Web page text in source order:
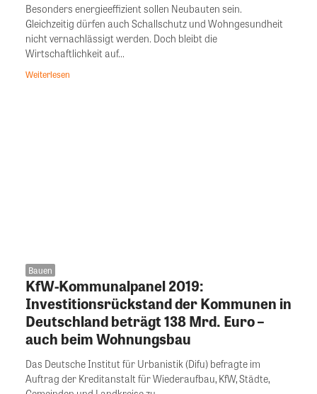
Besonders energieeffizient sollen Neubauten sein.
Gleichzeitig dürfen auch Schallschutz und Wohngesundheit
nicht vernachlässigt werden. Doch bleibt die
Wirtschaftlichkeit auf...
Weiterlesen
Bauen
KfW-Kommunalpanel 2019:
Investitionsrückstand der Kommunen in
Deutschland beträgt 138 Mrd. Euro –
auch beim Wohnungsbau
Das Deutsche Institut für Urbanistik (Difu) befragte im
Auftrag der Kreditanstalt für Wiederaufbau, KfW, Städte,